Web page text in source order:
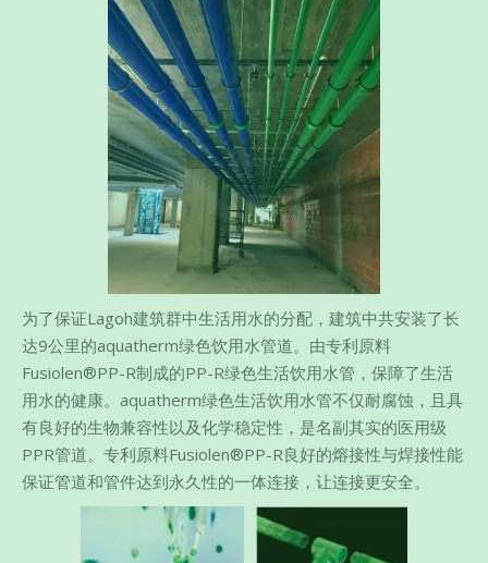
为了保证Lagoh建筑群中生活用水的分配，建筑中共安装了长
达9公里的aquatherm绿色饮用水管道。由专利原料
Fusiolen®PP-R制成的PP-R绿色生活饮用水管，保障了生活
用水的健康。aquatherm绿色生活饮用水管不仅耐腐蚀，且具
有良好的生物兼容性以及化学稳定性，是名副其实的医用级
PPR管道。专利原料Fusiolen®PP-R良好的熔接性与焊接性能
保证管道和管件达到永久性的一体连接，让连接更安全。